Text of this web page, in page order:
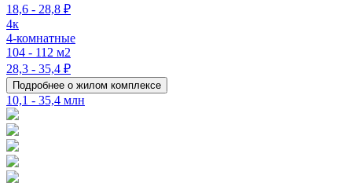
18,6 - 28,8 ₽
4к
4-комнатные
104 - 112 м2
28,3 - 35,4 ₽
Подробнее о жилом комплексе
10,1 - 35,4 млн